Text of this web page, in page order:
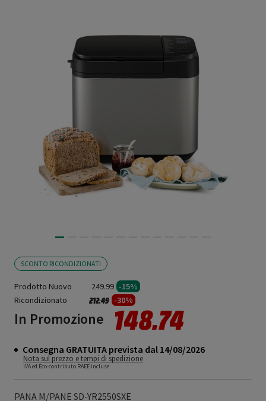
SCONTO RICONDIZIONATI
Prodotto Nuovo 249.99 -15%
Ricondizionato
Prezzo ridotto da
212.49a -30%
In Promozione 148.74
Consegna GRATUITA prevista dal 14/08/2026
Nota sul prezzo e tempi di spedizione
IVA ed Eco-contributo RAEE incluse
PANA M/PANE SD-YR2550SXE